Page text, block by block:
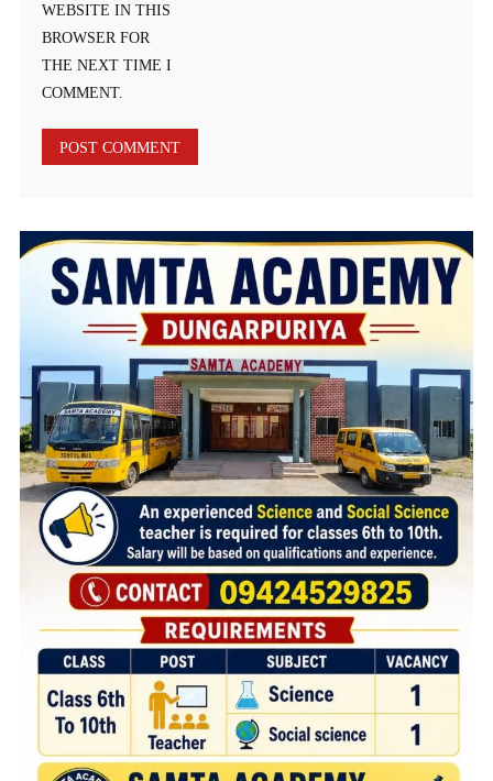
WEBSITE IN THIS
BROWSER FOR
THE NEXT TIME I
COMMENT.